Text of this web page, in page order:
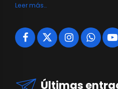
Leer más…
Últimas